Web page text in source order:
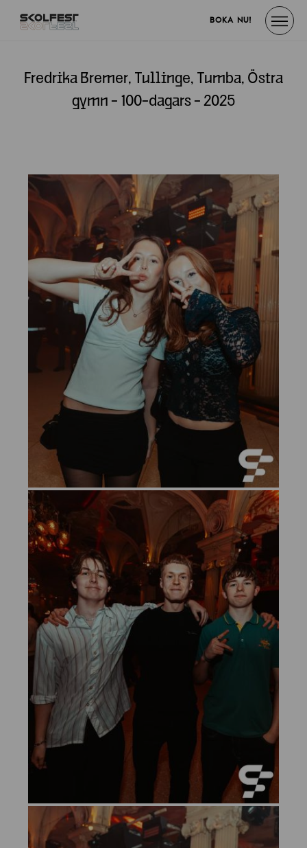
BOKA NU!
Fredrika Bremer, Tullinge, Tumba, Östra
gymn - 100-dagars - 2025